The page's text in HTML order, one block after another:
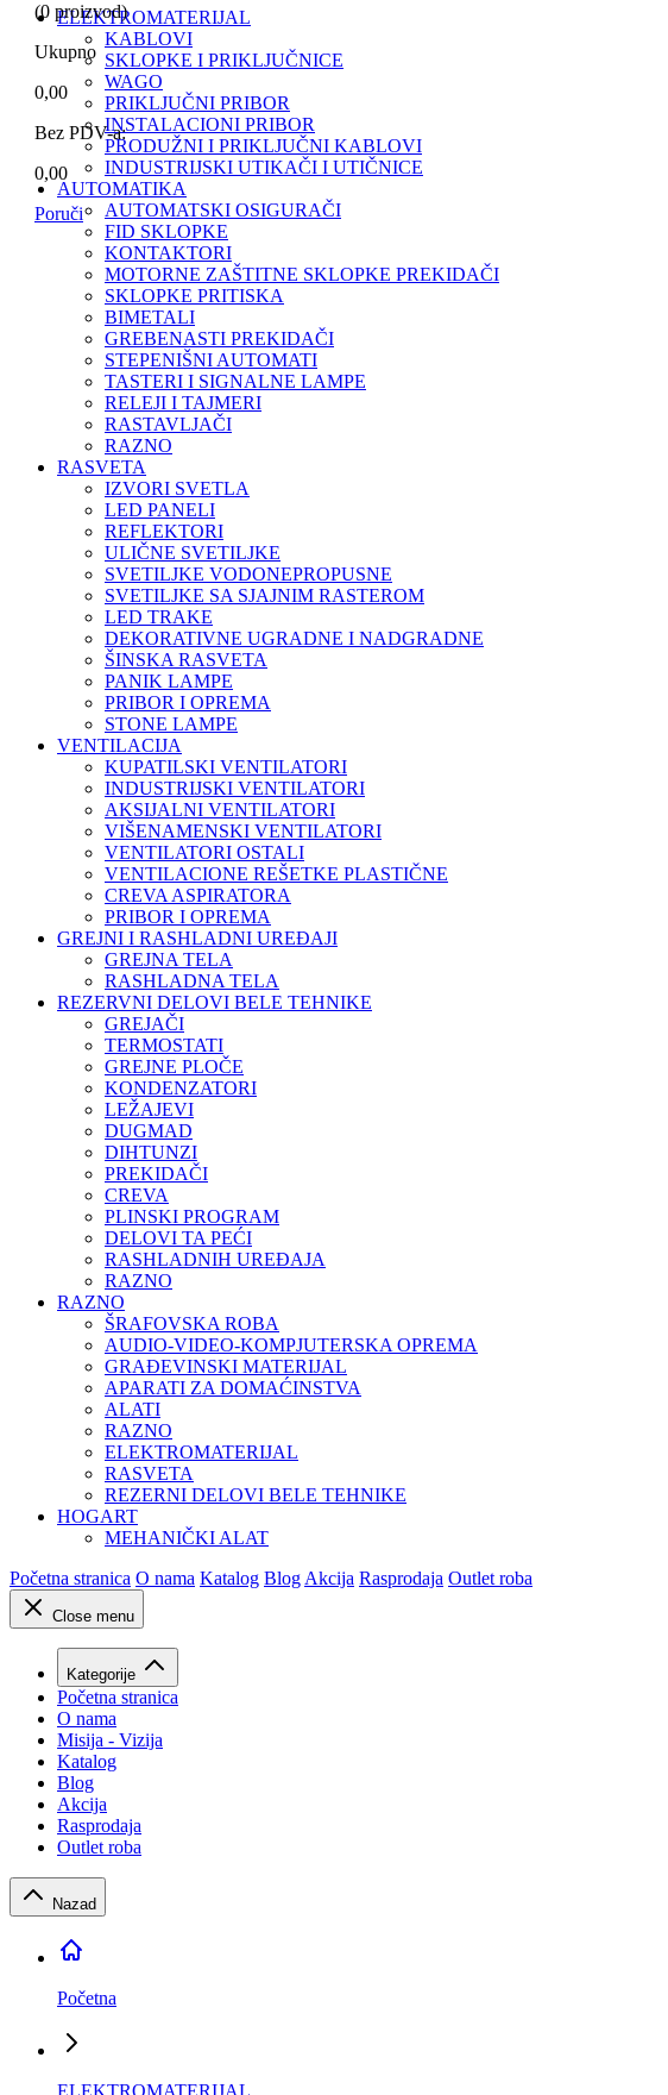
(0 proizvod)
Ukupno
0,00
Bez PDV-a:
0,00
Poruči
ELEKTROMATERIJAL
KABLOVI
SKLOPKE I PRIKLJUČNICE
WAGO
PRIKLJUČNI PRIBOR
INSTALACIONI PRIBOR
PRODUŽNI I PRIKLJUČNI KABLOVI
INDUSTRIJSKI UTIKAČI I UTIČNICE
AUTOMATIKA
AUTOMATSKI OSIGURAČI
FID SKLOPKE
KONTAKTORI
MOTORNE ZAŠTITNE SKLOPKE PREKIDAČI
SKLOPKE PRITISKA
BIMETALI
GREBENASTI PREKIDAČI
STEPENIŠNI AUTOMATI
TASTERI I SIGNALNE LAMPE
RELEJI I TAJMERI
RASTAVLJAČI
RAZNO
RASVETA
IZVORI SVETLA
LED PANELI
REFLEKTORI
ULIČNE SVETILJKE
SVETILJKE VODONEPROPUSNE
SVETILJKE SA SJAJNIM RASTEROM
LED TRAKE
DEKORATIVNE UGRADNE I NADGRADNE
ŠINSKA RASVETA
PANIK LAMPE
PRIBOR I OPREMA
STONE LAMPE
VENTILACIJA
KUPATILSKI VENTILATORI
INDUSTRIJSKI VENTILATORI
AKSIJALNI VENTILATORI
VIŠENAMENSKI VENTILATORI
VENTILATORI OSTALI
VENTILACIONE REŠETKE PLASTIČNE
CREVA ASPIRATORA
PRIBOR I OPREMA
GREJNI I RASHLADNI UREĐAJI
GREJNA TELA
RASHLADNA TELA
REZERVNI DELOVI BELE TEHNIKE
GREJAČI
TERMOSTATI
GREJNE PLOČE
KONDENZATORI
LEŽAJEVI
DUGMAD
DIHTUNZI
PREKIDAČI
CREVA
PLINSKI PROGRAM
DELOVI TA PEĆI
RASHLADNIH UREĐAJA
RAZNO
RAZNO
ŠRAFOVSKA ROBA
AUDIO-VIDEO-KOMPJUTERSKA OPREMA
GRAĐEVINSKI MATERIJAL
APARATI ZA DOMAĆINSTVA
ALATI
RAZNO
ELEKTROMATERIJAL
RASVETA
REZERNI DELOVI BELE TEHNIKE
HOGART
MEHANIČKI ALAT
Početna stranica O nama Katalog Blog Akcija Rasprodaja Outlet roba
Close menu
Kategorije
Početna stranica
O nama
Misija - Vizija
Katalog
Blog
Akcija
Rasprodaja
Outlet roba
Nazad
Početna